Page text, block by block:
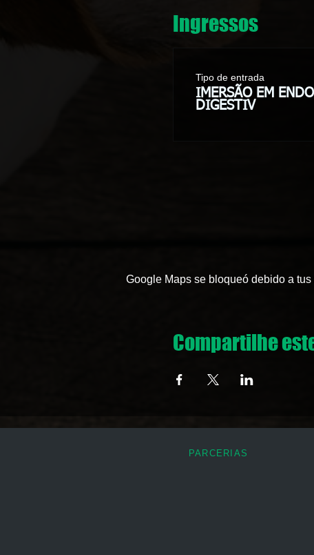
Ingressos
Tipo de entrada
IMERSÃO EM
DIGESTIV
Google Maps se bloqueó debido a
Compartilhe
PARCERIAS